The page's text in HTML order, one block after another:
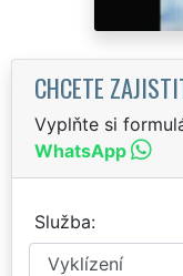
CHCETE
Vyplňte si
WhatsApp
Služba